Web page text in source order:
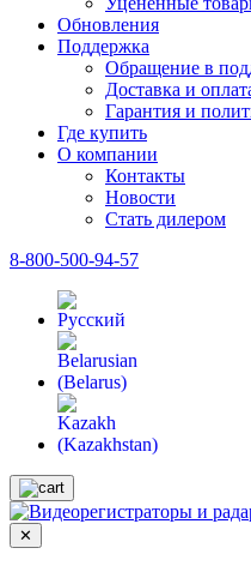
Обновления
Поддержка
Обращение в
Доставка и
Гарантия и
Где купить
О компании
Контакты
Новости
Стать дилером
8-800-500-94-57
✕